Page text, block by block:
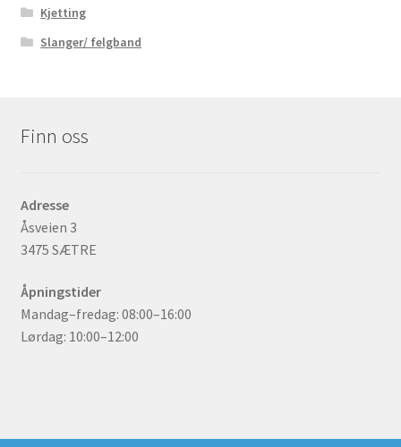
Kjetting
Slanger/ felgband
Finn oss
Adresse
Åsveien 3
3475 SÆTRE
Åpningstider
Mandag–fredag: 08:00–16:00
Lørdag: 10:00–12:00